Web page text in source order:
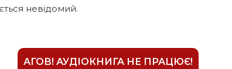
невідомий.
АГОВ! АУДІОКНИГА НЕ ПРАЦЮЄ!